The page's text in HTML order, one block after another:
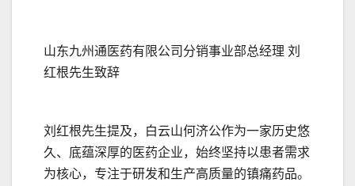
山东九州通医药有限公司分销事业部总经理 刘
红根先生致辞
刘红根先生提及，白云山何济公作为一家历史悠
久、底蕴深厚的医药企业，始终坚持以患者需求
为核心，专注于研发和生产高质量的镇痛药品。